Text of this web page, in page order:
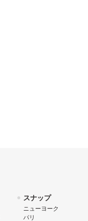
スナップ
ニューヨーク
パリ